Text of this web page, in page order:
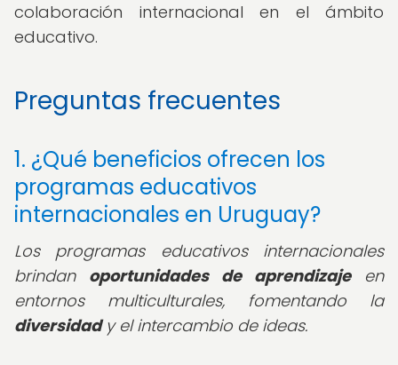
colaboración internacional en el ámbito
educativo.
Preguntas frecuentes
1. ¿Qué beneficios ofrecen los
programas educativos
internacionales en Uruguay?
Los programas educativos internacionales
brindan oportunidades de aprendizajeen
entornos multiculturales, fomentando la
diversidady el intercambio de ideas.